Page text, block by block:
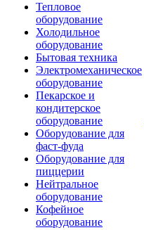
Тепловое
оборудование
Холодильное
оборудование
Бытовая техника
Электромеханическое
оборудование
Пекарское и
кондитерское
оборудование
Оборудование для
фаст-фуда
Оборудование для
пиццерии
Нейтральное
оборудование
Кофейное
оборудование